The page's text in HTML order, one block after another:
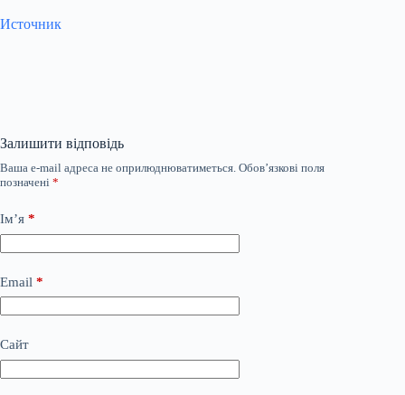
Источник
Залишити відповідь
Ваша e-mail адреса не оприлюднюватиметься. Обов’язкові поля
позначені *
Ім’я *
Email *
Сайт